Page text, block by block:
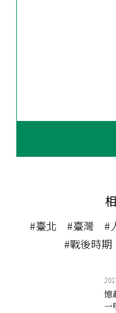
#臺北 #臺灣 #
#戰後時期
憶
一